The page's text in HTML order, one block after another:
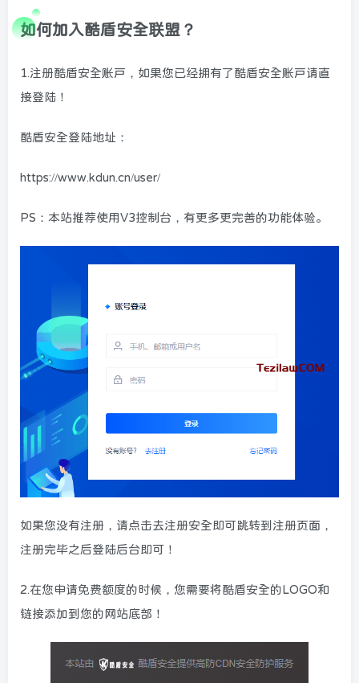
如何加入酷盾安全联盟？
1.注册酷盾安全账户，如果您已经拥有了酷盾安全账户请直
接登陆！
酷盾安全登陆地址：
https://www.kdun.cn/user/
PS：本站推荐使用V3控制台，有更多更完善的功能体验。
如果您没有注册，请点击去注册安全即可跳转到注册页面，
注册完毕之后登陆后台即可！
2.在您申请免费额度的时候，您需要将酷盾安全的LOGO和
链接添加到您的网站底部！